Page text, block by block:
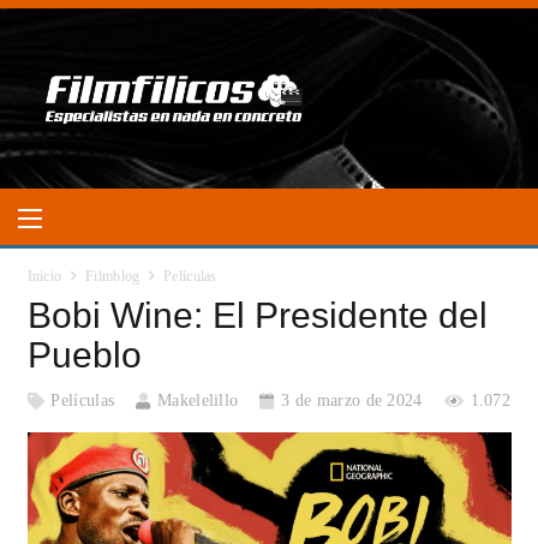
Inicio Filmblog Películas
Bobi Wine: El Presidente del
Pueblo
Películas Makelelillo 3 de marzo de 2024 1.072